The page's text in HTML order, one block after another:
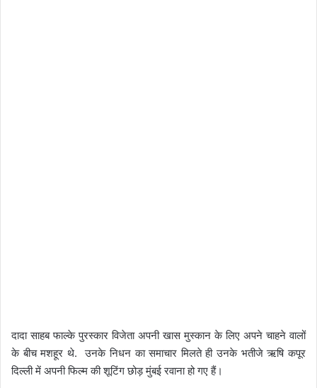
दादा साहब फाल्के पुरस्कार विजेता अपनी खास मुस्कान के लिए अपने चाहने वालों
के बीच मशहूर थे. उनके निधन का समाचार मिलते ही उनके भतीजे ऋषि कपूर
दिल्ली में अपनी फिल्म की शूटिंग छोड़ मुंबई रवाना हो गए हैं।